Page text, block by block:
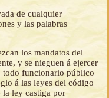
de cualquier
y las palabras
los mandatos del
y se nieguen á ejercer
todo funcionario público
á las leyes del código
la ley castiga por